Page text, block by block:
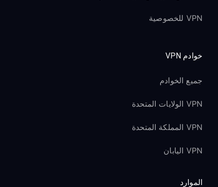
VPN للخصوصية
خوادم VPN
جميع الخوادم
VPN الولايات المتحدة
VPN المملكة المتحدة
VPN اليابان
الموارد